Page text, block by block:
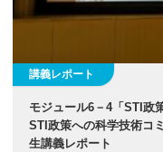
講義レポート
モジュール6－4「STI政
STI政策への科学技術コ
生講義レポート